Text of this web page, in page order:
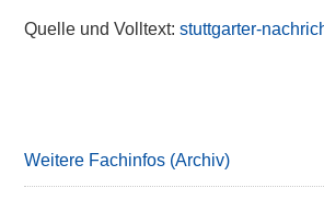
Quelle und Volltext:stuttgarter-
Weitere Fachinfos (Archiv)